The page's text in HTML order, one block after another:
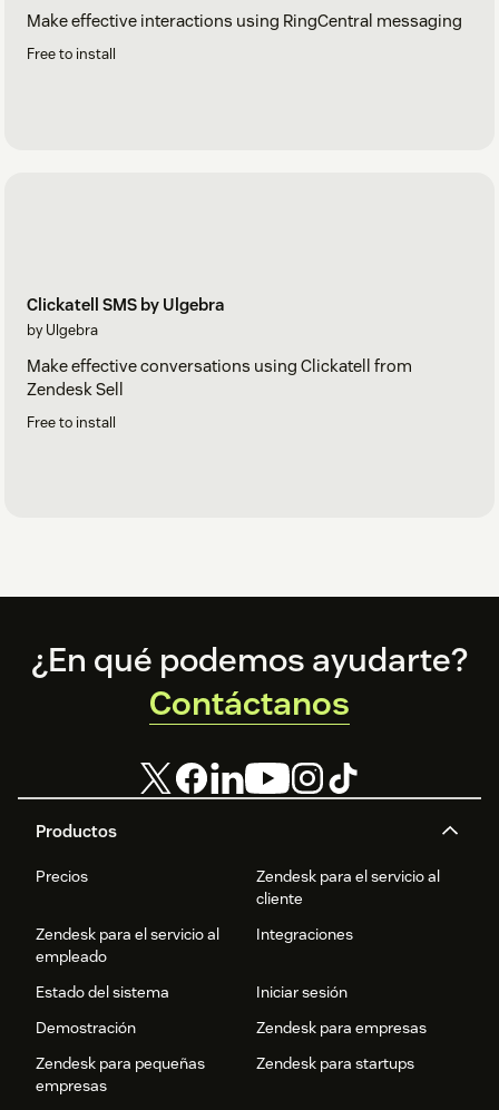
Make effective interactions using RingCentral messaging
Free to install
Clickatell SMS by Ulgebra
by Ulgebra
Make effective conversations using Clickatell from
Zendesk Sell
Free to install
Footer
Productos
Precios
Zendesk para el servicio al
cliente
Zendesk para el servicio al
empleado
Integraciones
Estado del sistema
Iniciar sesión
Demostración
Zendesk para empresas
Zendesk para pequeñas
empresas
Zendesk para startups
¿En qué podemos ayudarte?
Contáctanos